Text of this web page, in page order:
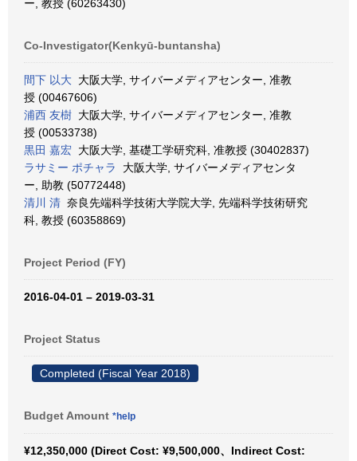
ー, 教授 (60263430)
Co-Investigator(Kenkyū-buntansha)
間下 以大 大阪大学, サイバーメディアセンター, 准教
授 (00467606)
浦西 友樹 大阪大学, サイバーメディアセンター, 准教
授 (00533738)
黒田 嘉宏 大阪大学, 基礎工学研究科, 准教授 (30402837)
ラサミー ポチャラ
大阪大学, サイバーメディアセンタ
ー, 助教 (50772448)
清川 清 奈良先端科学技術大学院大学, 先端科学技術研究
科, 教授 (60358869)
Project Period (FY)
2016-04-01 – 2019-03-31
Project Status
Completed (Fiscal Year 2018)
Budget Amount *help
¥12,350,000 (Direct Cost: ¥9,500,000、Indirect Cost: